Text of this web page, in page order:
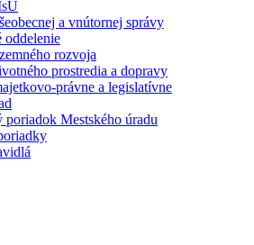
a vnútornej správy
oddelenie
rozvoja
prostredia a dopravy
právne a legislatívne
poriadok Mestského úradu